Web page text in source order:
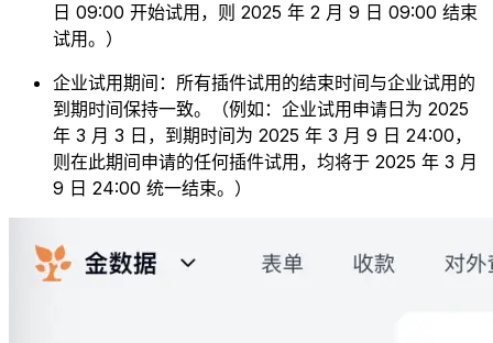
日 09:00 开始试用，则 2025 年 2 月 9 日 09:00 结束
试用。）
企业试用期间：所有插件试用的结束时间与企业试用的
到期时间保持一致。（例如：企业试用申请日为 2025
年 3 月 3 日，到期时间为 2025 年 3 月 9 日 24:00，
则在此期间申请的任何插件试用，均将于 2025 年 3 月
9 日 24:00 统一结束。）